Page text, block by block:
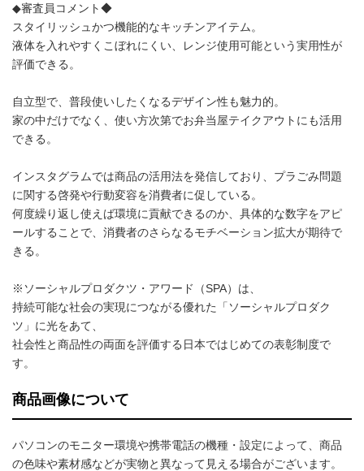
◆審査員コメント◆
スタイリッシュかつ機能的なキッチンアイテム。
液体を入れやすくこぼれにくい、レンジ使用可能という実用性が
評価できる。
自立型で、普段使いしたくなるデザイン性も魅力的。
家の中だけでなく、使い方次第でお弁当屋テイクアウトにも活用
できる。
インスタグラムでは商品の活用法を発信しており、プラごみ問題
に関する啓発や行動変容を消費者に促している。
何度繰り返し使えば環境に貢献できるのか、具体的な数字をアピ
ールすることで、消費者のさらなるモチベーション拡大が期待で
きる。
※ソーシャルプロダクツ・アワード（SPA）は、
持続可能な社会の実現につながる優れた「ソーシャルプロダク
ツ」に光をあて、
社会性と商品性の両面を評価する日本ではじめての表彰制度で
す。
商品画像について
パソコンのモニター環境や携帯電話の機種・設定によって、商品
の色味や素材感などが実物と異なって見える場合がございます。